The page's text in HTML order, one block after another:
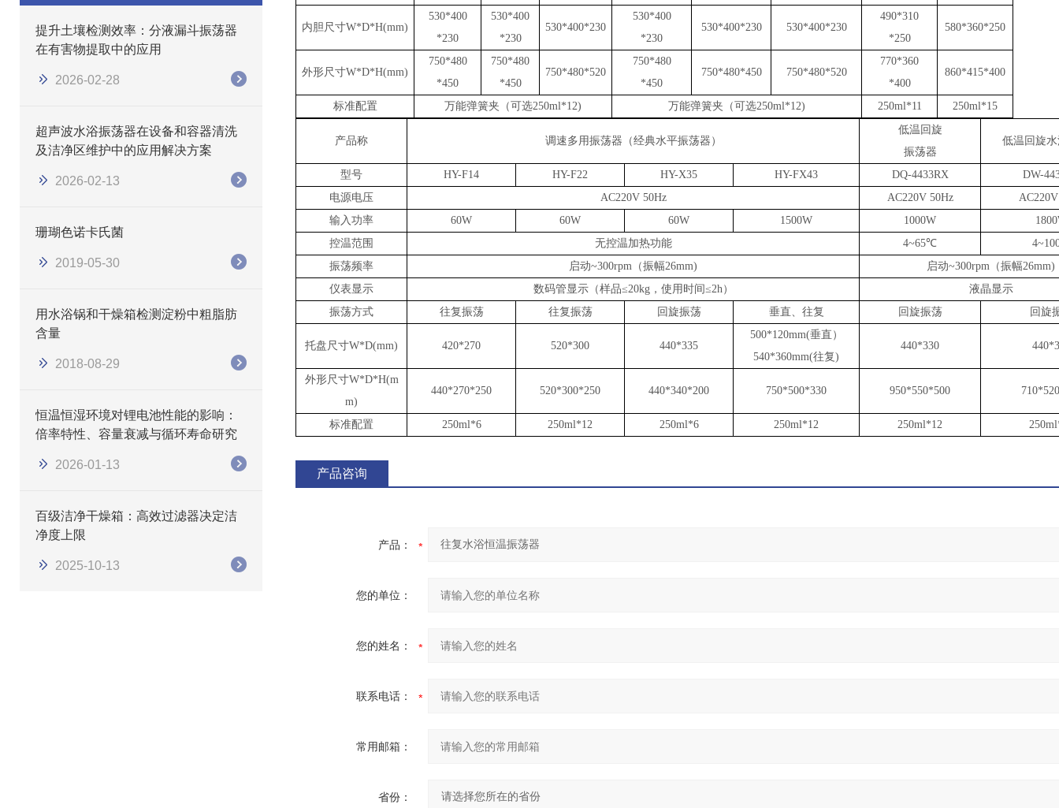
提升土壤检测效率：分液漏斗振荡器
在有害物提取中的应用
2026-02-28
​​超声波水浴振荡器在设备和容器清洗
及洁净区维护中的应用解决方案
2026-02-13
珊瑚色诺卡氏菌
2019-05-30
用水浴锅和干燥箱检测淀粉中粗脂肪
含量
2018-08-29
恒温恒湿环境对锂电池性能的影响：
倍率特性、容量衰减与循环寿命研究
2026-01-13
百级洁净干燥箱：高效过滤器决定洁
净度上限
2025-10-13
内胆尺寸W*D*H(mm)
530*400
*230
530*400
*230
530*400*230
530*400
*230
530*400*230 530*400*230
490*310
*250
580*360*250
外形尺寸W*D*H(mm)
750*480
*450
750*480
*450
750*480*520
750*480
*450
750*480*450 750*480*520
770*360
*400
860*415*400
标准配置 万能弹簧夹（可选250ml*12) 万能弹簧夹（可选250ml*12) 250ml*11 250ml*15
产品称 调速多用振荡器（经典水平振荡器）
低温回旋
振荡器
低温回旋
型号 HY-F14 HY-F22 HY-X35 HY-FX43 DQ-4433RX
DW-
电源电压
AC220V 50Hz AC220V 50Hz
输入功率
60W 60W 60W 1500W 1000W
控温范围
无控温加热功能 4~65℃
振荡频率
启动~300rpm（振幅26mm) 启动~300rpm（振幅26mm)
仪表显示
数码管显示（样品≤20kg，使用时间≤2h）
液晶显示
振荡方式
往复振荡 往复振荡 回旋振荡 垂直、往复 回旋振荡 回旋
托盘尺寸W*D(mm) 420*270 520*300 440*335
500*120mm(垂直）
540*360mm(往复)
440*330
外形尺寸W*D*H(m
m)
440*270*250 520*300*250 440*340*200 750*500*330 950*550*500
标准配置 250ml*6 250ml*12 250ml*6 250ml*12 250ml*12
产品咨询
产品：
您的单位：
您的姓名：
联系电话：
常用邮箱：
省份：